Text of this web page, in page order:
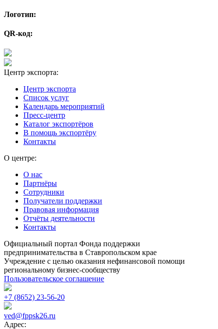
Логотип:
QR-код:
Центр экспорта:
Центр экспорта
Список услуг
Календарь мероприятий
Пресс-центр
Каталог экспортёров
В помощь экспортёру
Контакты
О центре:
О нас
Партнёры
Сотрудники
Получатели поддержки
Правовая информация
Отчёты деятельности
Контакты
Официальный портал Фонда поддержки
предпринимательства в Ставропольском крае
Учреждение с целью оказания нефинансовой помощи
региональному бизнес-сообществу
Пользовательское соглашение
+7 (8652) 23-56-20
ved@fppsk26.ru
Адрес: